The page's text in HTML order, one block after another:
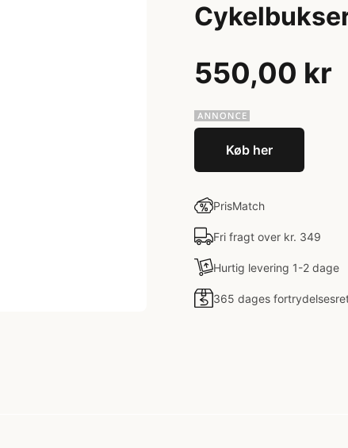
550,00 kr
Køb her
PrisMatch
Fri fragt over kr. 349
Hurtig levering 1-2 dage
365 dages